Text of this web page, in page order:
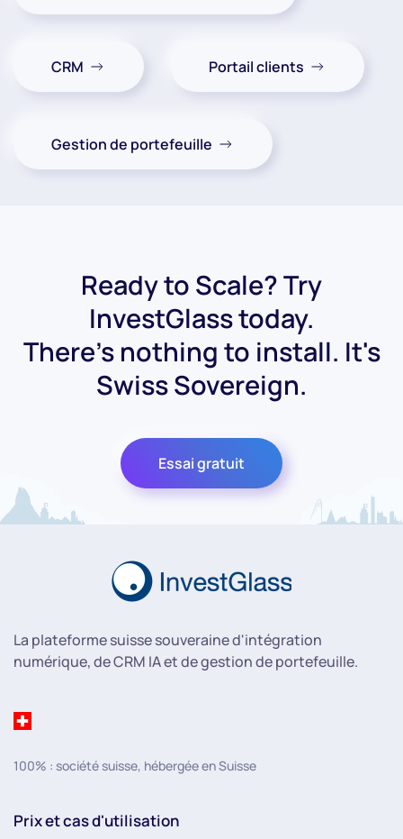
CRM Portail clients
Gestion de portefeuille
Ready to Scale? Try
InvestGlass today.
There's nothing to install. It's
Swiss Sovereign.
Essai gratuit
La plateforme suisse souveraine d'intégration
numérique, de CRM IA et de gestion de portefeuille.
100% : société suisse, hébergée en Suisse
Prix et cas d'utilisation